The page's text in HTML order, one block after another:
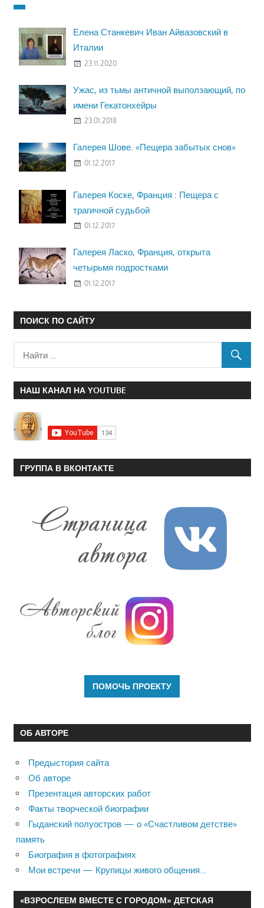
Елена Станкевич Иван Айвазовский в
Италии
23.11.2020
Ужас, из тьмы античной выползающий, по
имени Гекатонхейры
23.01.2018
Галерея Шове. «Пещера забытых снов»
01.12.2017
Галерея Коске, Франция : Пещера с
трагичной судьбой
01.12.2017
Галерея Ласко, Франция, открыта
четырьмя подростками
01.12.2017
ПОИСК ПО САЙТУ
НАШ КАНАЛ НА YOUTUBE
ГРУППА В ВКОНТАКТЕ
ОБ АВТОРЕ
Предыстория сайта
Об авторе
Презентация авторских работ
Факты творческой биографии
Гыданский полуостров — о «Счастливом детстве»
память
Биография в фотографиях
Мои встречи — Крупицы живого общения…
«ВЗРОСЛЕЕМ ВМЕСТЕ С ГОРОДОМ» ДЕТСКАЯ